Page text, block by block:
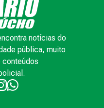
notícias do
pública, muito
conteúdos